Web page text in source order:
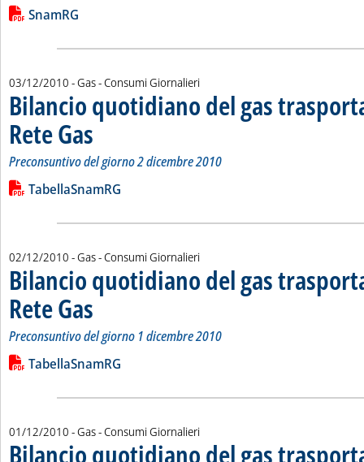
Leggi tutta la notizia: 'Bilancio quotidiano del gas
Lista allegati PDF alla notizia
SnamRG
03/12/2010 - Gas - Consumi Giornalieri
Bilancio quotidiano del gas
Rete Gas . Sottotitolo: Preconsuntivo del giorno 2 dicembre 2010
. Pubblicata venerdì 03 dicembre 2010 alle 15.55.
Preconsuntivo del giorno 2 dicembre 2010
Leggi tutta la notizia: 'Bilancio quotidiano del gas
Lista allegati PDF alla notizia
TabellaSnamRG
02/12/2010 - Gas - Consumi Giornalieri
Bilancio quotidiano del gas
Rete Gas . Sottotitolo: Preconsuntivo del giorno 1 dicembre 2010
. Pubblicata giovedì 02 dicembre 2010 alle 15.9.
Preconsuntivo del giorno 1 dicembre 2010
Leggi tutta la notizia: 'Bilancio quotidiano del gas
Lista allegati PDF alla notizia
TabellaSnamRG
01/12/2010 - Gas - Consumi Giornalieri
Bilancio quotidiano del gas